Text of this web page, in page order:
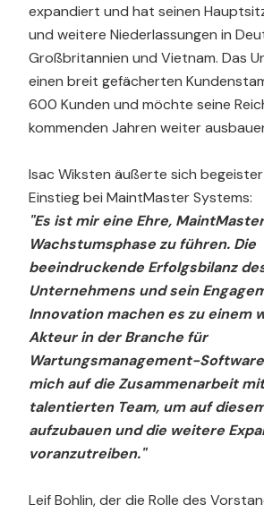
expandiert und hat seinen
und weitere Niederlassungen in
Großbritannien und Vietnam. Das
einen breit gefächerten
600 Kunden und möchte seine
kommenden Jahren weiter
Isac Wiksten äußerte sich
Einstieg bei MaintMaster Systems:
"Es ist mir eine Ehre,
Wachstumsphase zu führen. Die
beeindruckende Erfolgsbilanz
Unternehmens und sein
Innovation machen es zu einem
Akteur in der Branche für
Wartungsmanagement-
mich auf die Zusammenarbeit
talentierten Team, um auf
aufzubauen und die weitere
voranzutreiben."
Leif Bohlin, der die Rolle des